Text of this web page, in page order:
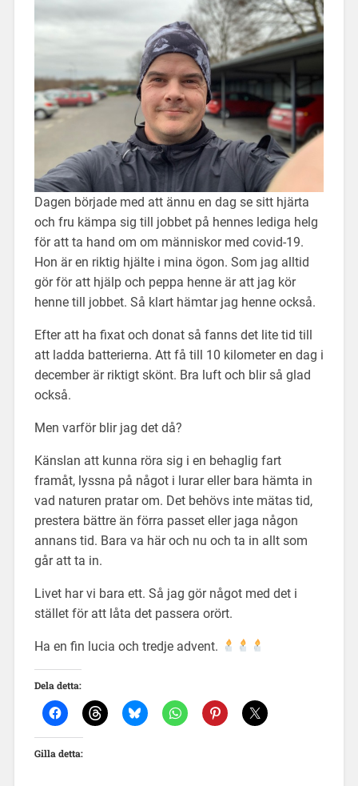
Dagen började med att ännu en dag se sitt hjärta
och fru kämpa sig till jobbet på hennes lediga helg
för att ta hand om om människor med covid-19.
Hon är en riktig hjälte i mina ögon. Som jag alltid
gör för att hjälp och peppa henne är att jag kör
henne till jobbet. Så klart hämtar jag henne också.
Efter att ha fixat och donat så fanns det lite tid till
att ladda batterierna. Att få till 10 kilometer en dag i
december är riktigt skönt. Bra luft och blir så glad
också.
Men varför blir jag det då?
Känslan att kunna röra sig i en behaglig fart
framåt, lyssna på något i lurar eller bara hämta in
vad naturen pratar om. Det behövs inte mätas tid,
prestera bättre än förra passet eller jaga någon
annans tid. Bara va här och nu och ta in allt som
går att ta in.
Livet har vi bara ett. Så jag gör något med det i
stället för att låta det passera orört.
Ha en fin lucia och tredje advent.
Dela detta:
Gilla detta: